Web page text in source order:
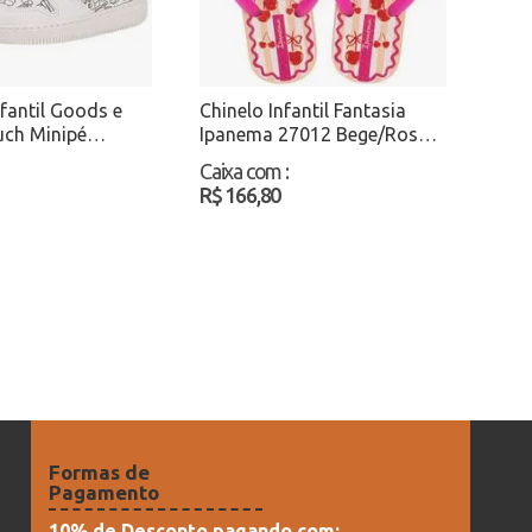
Goods e
Minipé
Chinelo Infantil Fantasia
Ipanema 27012 Bege/Rosa
Atacado
Caixa com :
R$ 166,80
Formas de
Pagamento